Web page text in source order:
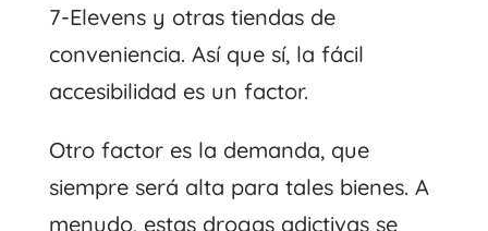
7-Elevens y otras tiendas de
conveniencia. Así que sí, la fácil
accesibilidad es un factor.
Otro factor es la demanda, que
siempre será alta para tales bienes. A
menudo, estas drogas adictivas se